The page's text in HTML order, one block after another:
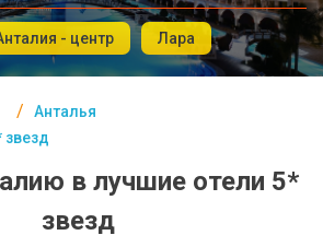
- центр Лара
Анталья
звезд
в лучшие отели 5*
звезд